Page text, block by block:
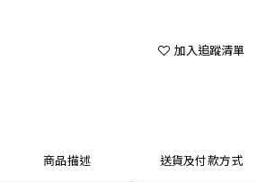
加入追蹤清單
商品描述 送貨及付款方式